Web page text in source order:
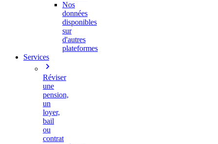
Nos
données
disponibles
sur
d'autres
plateformes
Services
Réviser
une
pension,
un
loyer,
bail
ou
contrat